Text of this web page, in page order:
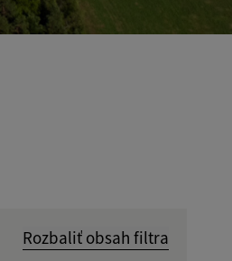
Rozbaliť obsah filtra